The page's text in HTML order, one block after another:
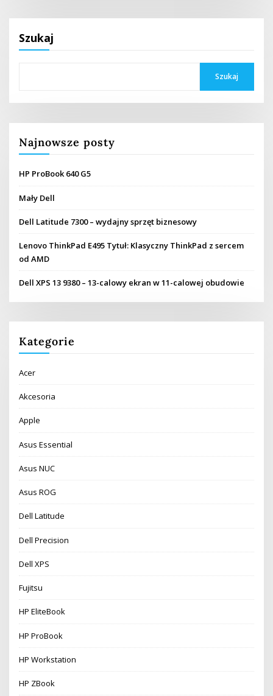
Szukaj
Szukaj
Najnowsze posty
HP ProBook 640 G5
Mały Dell
Dell Latitude 7300 – wydajny sprzęt biznesowy
Lenovo ThinkPad E495 Tytuł: Klasyczny ThinkPad z sercem
od AMD
Dell XPS 13 9380 – 13-calowy ekran w 11-calowej obudowie
Kategorie
Acer
Akcesoria
Apple
Asus Essential
Asus NUC
Asus ROG
Dell Latitude
Dell Precision
Dell XPS
Fujitsu
HP EliteBook
HP ProBook
HP Workstation
HP ZBook